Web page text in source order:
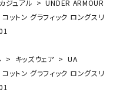
ジュアル
UNDER ARMOUR
ットン グラフィック ロングスリ
キッズウェア
UA
ットン グラフィック ロングスリ